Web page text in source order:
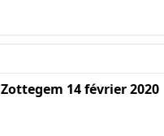
Zottegem 14 février 2020